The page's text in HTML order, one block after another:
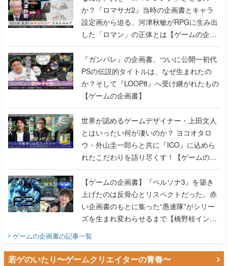
か？『ロマサガ2』当時の企画書とキャラ
設定画から迫る、河津秋敏がRPGに生み出
した「ロマン」の正体とは【ゲームの企画
書】
『ガンパレ』の企画書、ついに公開━初代
PSの伝説的タイトルは、なぜ生まれたの
か？そして『LOOP8』へ受け継がれたもの
【ゲームの企画書】
世界が認めるゲームデザイナー・上田文人
とはいったい何が凄いのか？ ヨコオタロ
ウ・外山圭一郎らと共に『ICO』に込めら
れたこだわりを語り尽くす！【ゲームの企
画書】
【ゲームの企画書】『ペルソナ3』を築き
上げたのは反骨心とリスペクトだった。赤
い企画書のもとに集った“愚連隊”がシリー
ズを生まれ変わらせるまで【橋野桂インタ
ビュー】
ゲームの企画書の記事一覧
若ゲのいたり〜ゲームクリエイターの青春〜